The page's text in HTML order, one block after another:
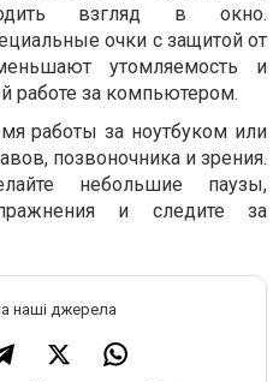
взгляд в окно.
очки с защитой от
утомляемость и
работе за компьютером.
работы за ноутбуком или
позвоночника и зрения.
небольшие паузы,
и следите за
наші джерела